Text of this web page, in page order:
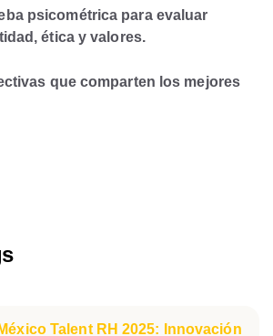
psicométrica para evaluar
ética y valores.
que comparten los mejores